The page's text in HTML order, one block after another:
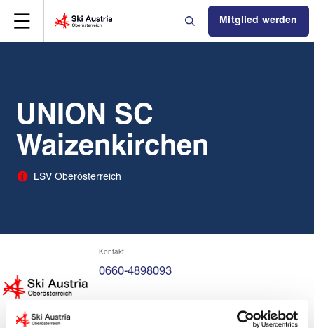
Mitglied werden
UNION SC
Waizenkirchen
LSV Oberösterreich
Kontakt
0660-4898093